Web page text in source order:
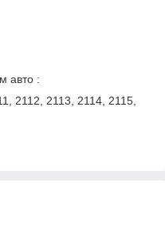
авто :
2112, 2113, 2114, 2115,